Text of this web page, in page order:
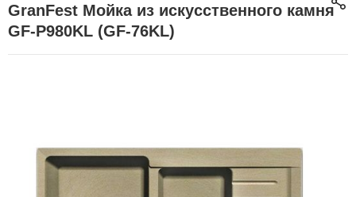
GranFest Мойка из искусственного камня
GF-P980KL (GF-76KL)